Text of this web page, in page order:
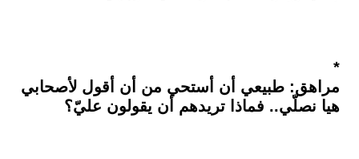
*
مراهق: طبيعي أن أستحي من أن أقول لأصحابي
هيا نصلّي.. فماذا تريدهم أن يقولون عليّ؟